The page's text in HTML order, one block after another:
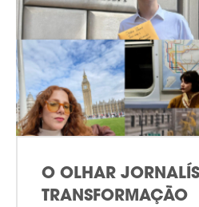
O OLHAR
TRANSFORMAÇÃO